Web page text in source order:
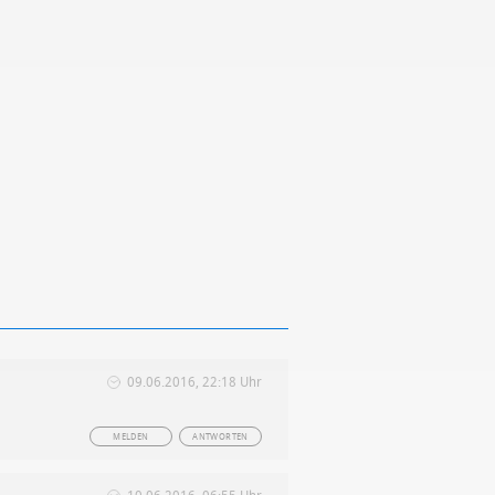
09.06.2016, 22:18 Uhr
ANTWORTEN
MELDEN